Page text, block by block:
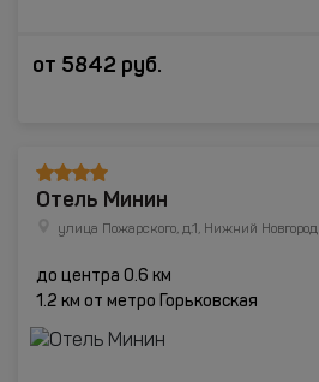
от 5842 руб.
Отель Минин
улица Пожарского, д.1, Нижний Новгород
до центра 0.6 км
1.2 км от метро Горьковская